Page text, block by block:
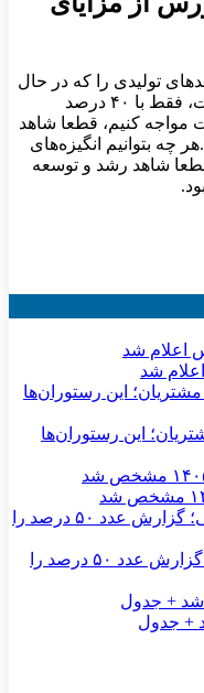
تولیدی را که در حال
حاضر به دلیل مشکلات هزینه‌ای و مالیات، فقط با ۴۰ درصد
مواجه کنیم، قطعا شاهد
چه بتوانیم انگیزه‌های
شاهد رشد و توسعه
شد
این رستوران‌ها
ضرب‌الاجل کارگران به تامین اجتماعی؛ گزارش عدد ۵۰ درصد را